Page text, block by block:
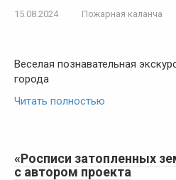
15.08.2024 Пожарная каланча
Веселая познавательная
города
Читать полностью
«Росписи затопленных
с автором проекта